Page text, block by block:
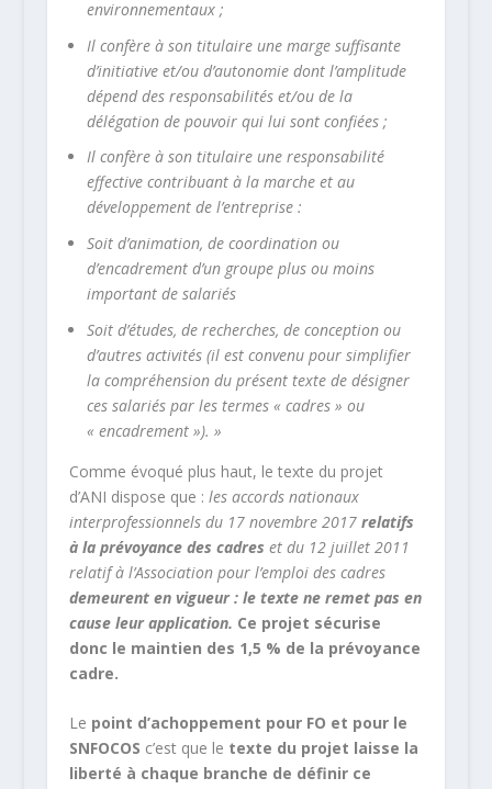
environnementaux ;
Il confère à son titulaire une marge suffisante
d’initiative et/ou d’autonomie dont l’amplitude
dépend des responsabilités et/ou de la
délégation de pouvoir qui lui sont confiées ;
Il confère à son titulaire une responsabilité
effective contribuant à la marche et au
développement de l’entreprise :
Soit d’animation, de coordination ou
d’encadrement d’un groupe plus ou moins
important de salariés
Soit d’études, de recherches, de conception ou
d’autres activités (il est convenu pour simplifier
la compréhension du présent texte de désigner
ces salariés par les termes « cadres » ou
« encadrement »). »
Comme évoqué plus haut, le texte du projet
d’ANI dispose que : les accords nationaux
interprofessionnels du 17 novembre 2017 relatifs
à la prévoyance des cadres et du 12 juillet 2011
relatif à l’Association pour l’emploi des cadres
demeurent en vigueur : le texte ne remet pas en
cause leur application. Ce projet sécurise
donc le maintien des 1,5 % de la prévoyance
cadre.
Le point d’achoppement pour FO et pour le
SNFOCOS c’est que le texte du projet laisse la
liberté à chaque branche de définir ce